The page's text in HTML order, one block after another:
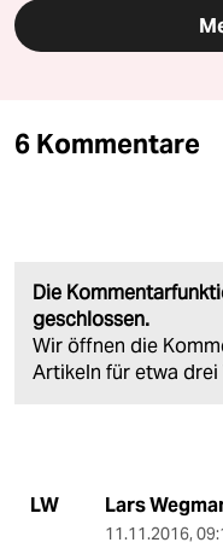
6 Kommentare
Die
geschlossen.
Wir öffnen die
Artikeln für etwa drei
LW Lars
11.11.2016,